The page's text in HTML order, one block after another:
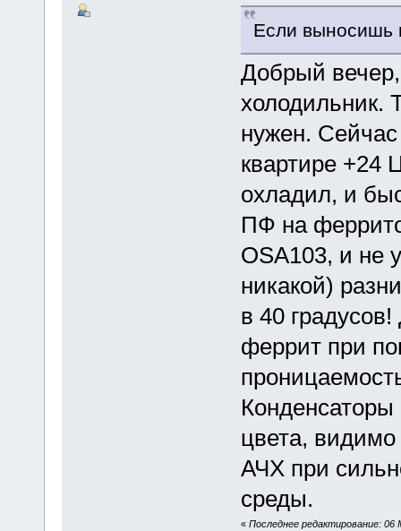
Если выносишь
Добрый
холодильник.
нужен.
квартире +24
охладил, и
ПФ на
OSA103, и не
никакой)
в 40
феррит при
цвета,
АЧХ при
среды.
« Последнее редактирование: